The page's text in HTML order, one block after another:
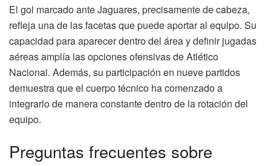
El gol marcado ante Jaguares, precisamente de cabeza,
refleja una de las facetas que puede aportar al equipo. Su
capacidad para aparecer dentro del área y definir jugadas
aéreas amplía las opciones ofensivas de Atlético
Nacional. Además, su participación en nueve partidos
demuestra que el cuerpo técnico ha comenzado a
integrarlo de manera constante dentro de la rotación del
equipo.
Preguntas frecuentes sobre